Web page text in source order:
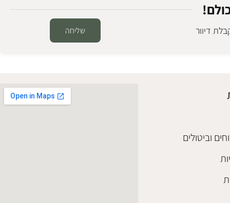
דיוור שליחה
וביטולים